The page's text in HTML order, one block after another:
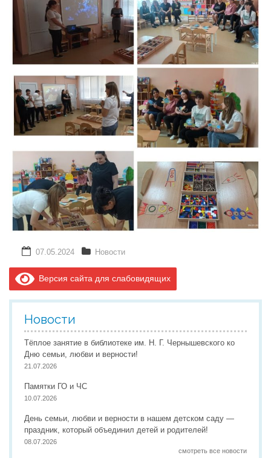
07.05.2024 Новости
Версия сайта для слабовидящих
Новости
Тёплое занятие в библиотеке им. Н. Г. Чернышевского ко
Дню семьи, любви и верности!
21.07.2026
Памятки ГО и ЧС
10.07.2026
День семьи, любви и верности в нашем детском саду —
праздник, который объединил детей и родителей!
08.07.2026
смотреть все новости